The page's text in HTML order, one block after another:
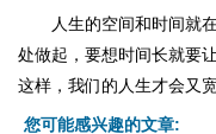
人生的空间和时间就
处做起，要想时间长就要
这样，我们的人生才会又宽
您可能感兴趣的文章: